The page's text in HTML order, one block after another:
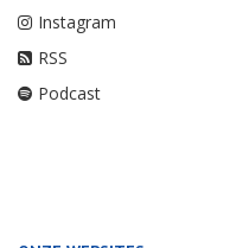
Instagram
RSS
Podcast